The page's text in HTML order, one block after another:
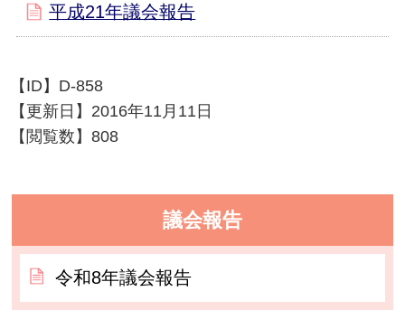
平成21年議会報告
【ID】 D-858
【更新日】 2016年11月11日
【閲覧数】808
議会報告
令和8年議会報告